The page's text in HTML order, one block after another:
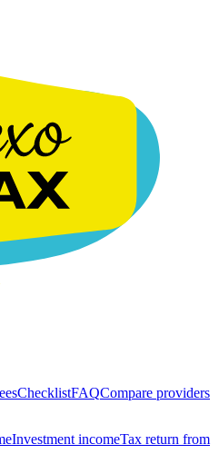
ChecklistFAQCompare providers
Investment incomeTax return from